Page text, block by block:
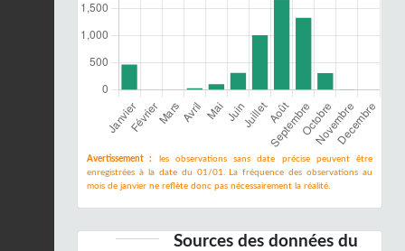
Avertissement :
les observations sans date précise peuvent être
enregistrées à la date du 01/01. La fréquence des observations au
mois de janvier ne reflète donc pas nécessairement la réalité.
Sources des données du